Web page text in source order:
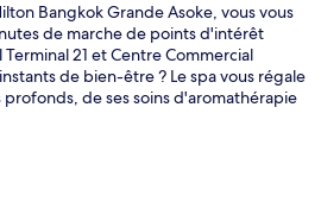
Bangkok Grande Asoke, vous vous
de marche de points d'intérêt
21 et Centre Commercial
de bien-être ? Le spa vous régale
profonds, de ses soins d'aromathérapie
vous ouvre ses portes pour le
le dîner et vous propose des
Cet hôtel de luxe abrite en outre 2